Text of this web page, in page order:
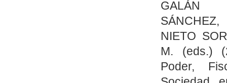
GALÁN
NIETO
M. (eds.)
Poder,